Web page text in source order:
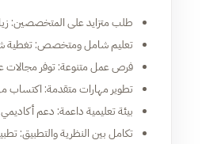
طلب متزايد على المتخصصين:
تعليم شامل ومتخصص: تغطية
فرص عمل متنوعة: توفر مجالات
تطوير مهارات متقدمة: اكتساب
بيئة تعليمية داعمة: دعم
تكامل بين النظرية والتطبيق: